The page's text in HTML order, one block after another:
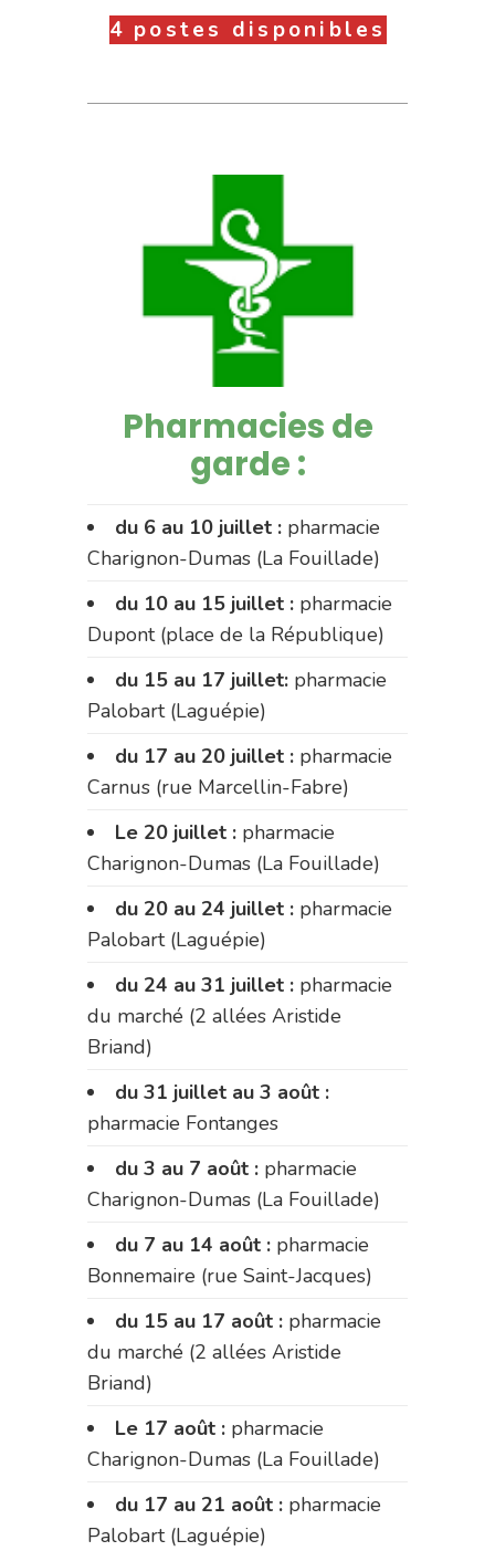
4 postes disponibles
Pharmacies de
garde :
du 6 au 10 juillet : pharmacie
Charignon-Dumas (La Fouillade)
du 10 au 15 juillet : pharmacie
Dupont (place de la République)
du 15 au 17 juillet: pharmacie
Palobart (Laguépie)
du 17 au 20 juillet : pharmacie
Carnus (rue Marcellin-Fabre)
Le 20 juillet : pharmacie
Charignon-Dumas (La Fouillade)
du 20 au 24 juillet : pharmacie
Palobart (Laguépie)
du 24 au 31 juillet : pharmacie
du marché (2 allées Aristide
Briand)
du 31 juillet au 3 août :
pharmacie Fontanges
du 3 au 7 août : pharmacie
Charignon-Dumas (La Fouillade)
du 7 au 14 août : pharmacie
Bonnemaire (rue Saint-Jacques)
du 15 au 17 août : pharmacie
du marché (2 allées Aristide
Briand)
Le 17 août : pharmacie
Charignon-Dumas (La Fouillade)
du 17 au 21 août : pharmacie
Palobart (Laguépie)